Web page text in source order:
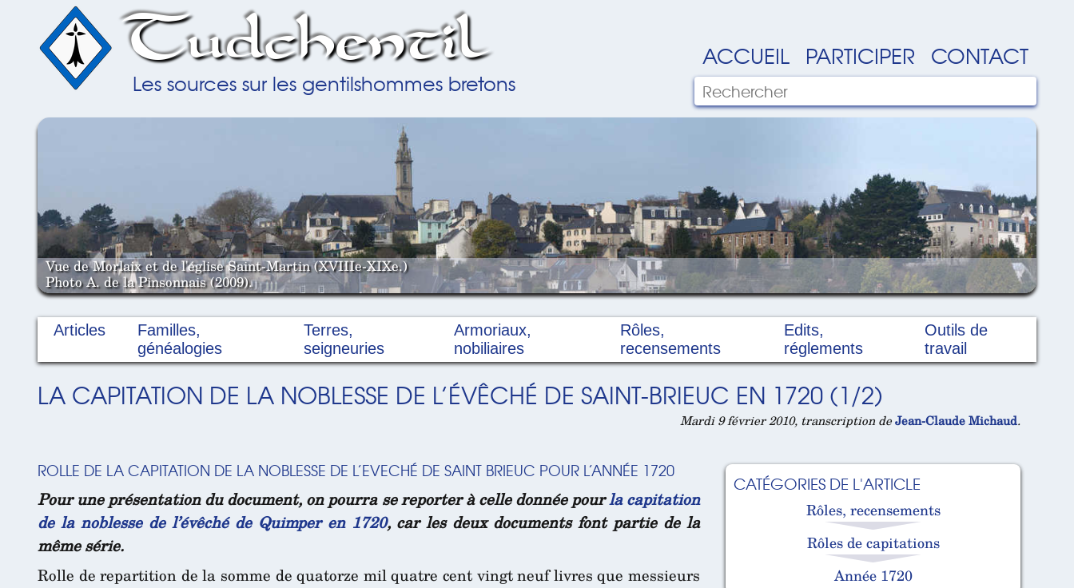
Tudchentil
Les sources sur les gentilshommes bretons
ACCUEIL PARTICIPER CONTACT
Vue de Morlaix et de l'église Saint-Martin (XVIIIe-XIXe.)
Photo A. de la Pinsonnais (2009).
Articles
Familles,
généalogies
Terres,
seigneuries
Armoriaux,
nobiliaires
Rôles,
recensements
Edits,
réglements
Outils de
travail
LA CAPITATION DE LA NOBLESSE DE L’ÉVÊCHÉ DE SAINT-BRIEUC EN 1720 (1/2)
Mardi 9 février 2010, transcription deJean-Claude Michaud.
CATÉGORIES DE L'ARTICLE
Rôles, recensements
Rôles de capitations
Année 1720
ROLLE DE LA CAPITATION DE LA NOBLESSE DE L’EVECHÉ DE SAINT BRIEUC POUR L’ANNÉE 1720
Pour une présentation du document, on pourra se reporter à celle donnée pourla capitation
de la noblesse de l’évêché de Quimper en 1720, car les deux documents font partie de la
même série.
Rolle de repartition de la somme de quatorze mil quatre cent vingt neuf livres que messieurs